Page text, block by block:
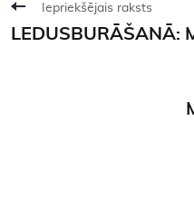
Iepriekšējais raksts
LEDUSBURĀŠANĀ: